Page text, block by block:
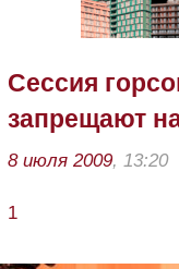
Сессия
запрещают
8 июля 2009, 13:20
1